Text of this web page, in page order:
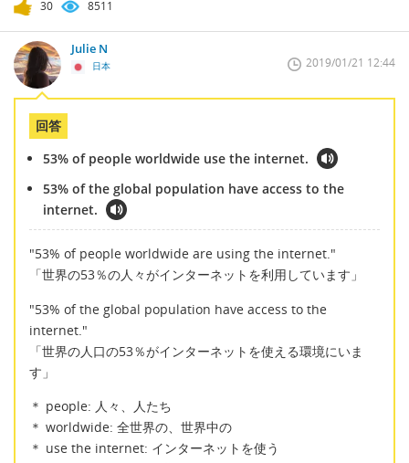
30 8511
Julie N
日本 2019/01/21 12:44
回答
53% of people worldwide use the internet.
53% of the global population have access to the
internet.
"53% of people worldwide are using the internet."
「世界の53％の人々がインターネットを利用しています」
"53% of the global population have access to the
internet."
「世界の人口の53％がインターネットを使える環境にいま
す」
＊ people: 人々、人たち
＊ worldwide: 全世界の、世界中の
＊ use the internet: インターネットを使う